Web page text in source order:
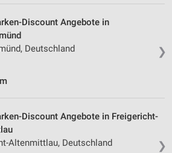
❯
Discount Angebote in
Deutschland
❯
Discount Angebote in Freigericht-
Altenmittlau, Deutschland